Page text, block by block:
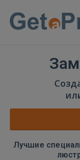
Лучшие